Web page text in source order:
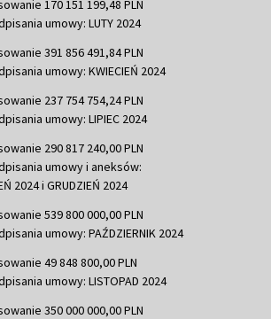
170 151 199,48 PLN
umowy: LUTY 2024
391 856 491,84 PLN
umowy: KWIECIEŃ 2024
237 754 754,24 PLN
umowy: LIPIEC 2024
290 817 240,00 PLN
umowy i aneksów:
2024 i GRUDZIEŃ 2024
539 800 000,00 PLN
umowy: PAŹDZIERNIK 2024
49 848 800,00 PLN
umowy: LISTOPAD 2024
350 000 000,00 PLN